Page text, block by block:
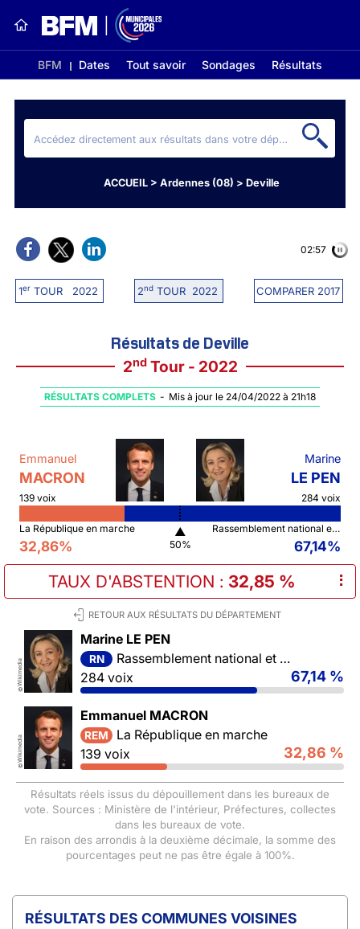
BFM Dates Tout savoir Sondages Résultats
ACCUEIL> Ardennes (08) > Deville
1erTOUR 2022 2ndTOUR 2022 COMPARER 2017
02:56
Résultats de Deville
2ndTour - 2022
RÉSULTATS COMPLETS - Mis à jour le 24/04/2022 à 21h18
Emmanuel
MACRON
139 voix
Marine
LE PEN
284 voix
La République en marche
32,86%
▲
50%
Rassemblement national et ses alliés
67,14%
TAUX D'ABSTENTION : 32,85 % ⠇
RETOUR AUX RÉSULTATS DU DÉPARTEMENT
©
Wikimedia
Marine LE PEN
RN
Rassemblement national et ses alliés
284 voix
67,14 %
©
Wikimedia
Emmanuel MACRON
REM
La République en marche
139 voix
32,86 %
Résultats réels issus du dépouillement dans les bureaux de
vote. Sources : Ministère de l'intérieur, Préfectures, collectes
dans les bureaux de vote.
En raison des arrondis à la deuxième décimale, la somme des
pourcentages peut ne pas être égale à 100%.
COMMUNES VOISINES